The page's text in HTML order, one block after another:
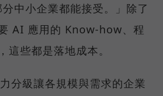
中小企業都能接受。」除了
AI 應用的 Know-how、程
這些都是落地成本。
分級讓各規模與需求的企業